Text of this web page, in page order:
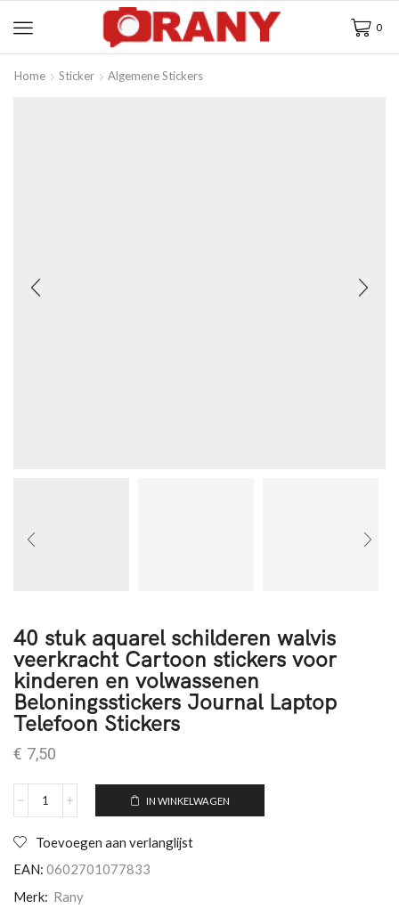
0
Home Sticker Algemene Stickers
40 stuk aquarel schilderen walvis
veerkracht Cartoon stickers voor
kinderen en volwassenen
Beloningsstickers Journal Laptop
Telefoon Stickers
€ 7,50
IN WINKELWAGEN
Toevoegen aan verlanglijst
EAN: 0602701077833
Merk: Rany